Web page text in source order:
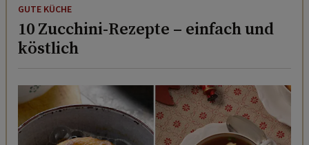
GUTE KÜCHE
10 Zucchini-Rezepte – einfach und
köstlich